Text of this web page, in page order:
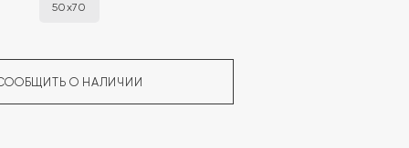
50x70
О НАЛИЧИИ